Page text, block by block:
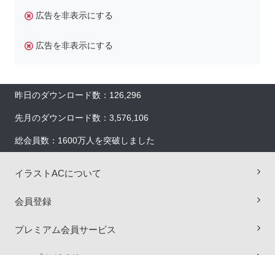
広告を非表示にする
広告を非表示にする
昨日のダウンロード数：126,296
先月のダウンロード数：3,576,106
総会員数：1600万人を突破しました
イラストACについて
会員登録
プレミアム会員サービス